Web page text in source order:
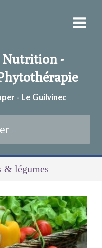
Nutrition -
- Le Guilvinec
& légumes